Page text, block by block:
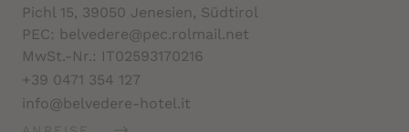
Pichl 15, 39050 Jenesien, Südtirol
PEC: belvedere@pec.rolmail.net
MwSt.-Nr.: IT02593170216
+39 0471 354 127
info@belvedere-hotel.it